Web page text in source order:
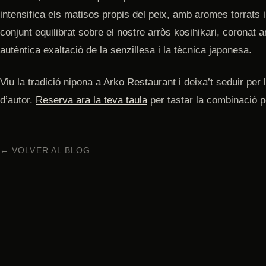
intensifica els matisos propis del peix, amb aromes torrats
conjunt equilibrat sobre el nostre arròs kosihikari, coronat
autèntica exaltació de la senzillesa i la tècnica japonesa.
Viu la tradició nipona a Arko Restaurant i deixa’t seduir
d’autor. Reserva ara la teva taulaper tastar la combinació
← VOLVER AL BLOG